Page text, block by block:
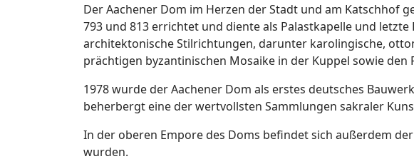
Der Aachener Dom im Herzen der Stadt und am Katschhof
793 und 813 errichtet und diente als Palastkapelle und
architektonische Stilrichtungen, darunter karolingische,
prächtigen byzantinischen Mosaike in der Kuppel sowie
1978 wurde der Aachener Dom als erstes deutsches
beherbergt eine der wertvollsten Sammlungen sakraler
In der oberen Empore des Doms befindet sich außerdem
wurden.